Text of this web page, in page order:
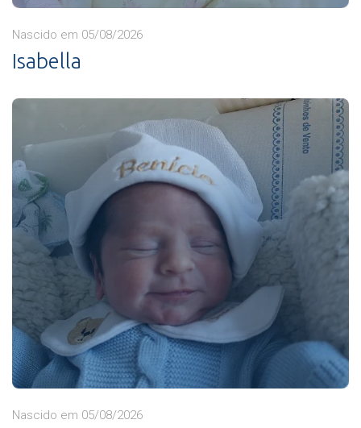
Nascido em 05/08/2026
Isabella
Nascido em 05/08/2026